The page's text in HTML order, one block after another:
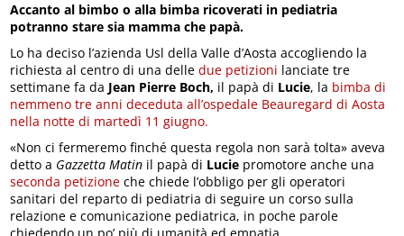
Accanto al bimbo o alla bimba ricoverati in pediatria
potranno stare sia mamma che papà.
Lo ha deciso l’azienda Usl della Valle d’Aosta accogliendo la
richiesta al centro di una delle due petizioni lanciate tre
settimane fa da Jean Pierre Boch, il papà di Lucie, la bimba di
nemmeno tre anni deceduta all’ospedale Beauregard di Aosta
nella notte di martedì 11 giugno.
«Non ci fermeremo finché questa regola non sarà tolta» aveva
detto a Gazzetta Matin il papà di Lucie promotore anche una
seconda petizione che chiede l’obbligo per gli operatori
sanitari del reparto di pediatria di seguire un corso sulla
relazione e comunicazione pediatrica, in poche parole